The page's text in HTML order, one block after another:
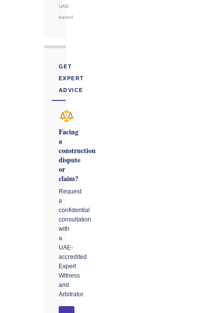
UAE-
based
GET
EXPERT
ADVICE
Facing
a
construction
dispute
or
claim?
Request
a
confidential
consultation
with
a
UAE-
accredited
Expert
Witness
and
Arbitrator.